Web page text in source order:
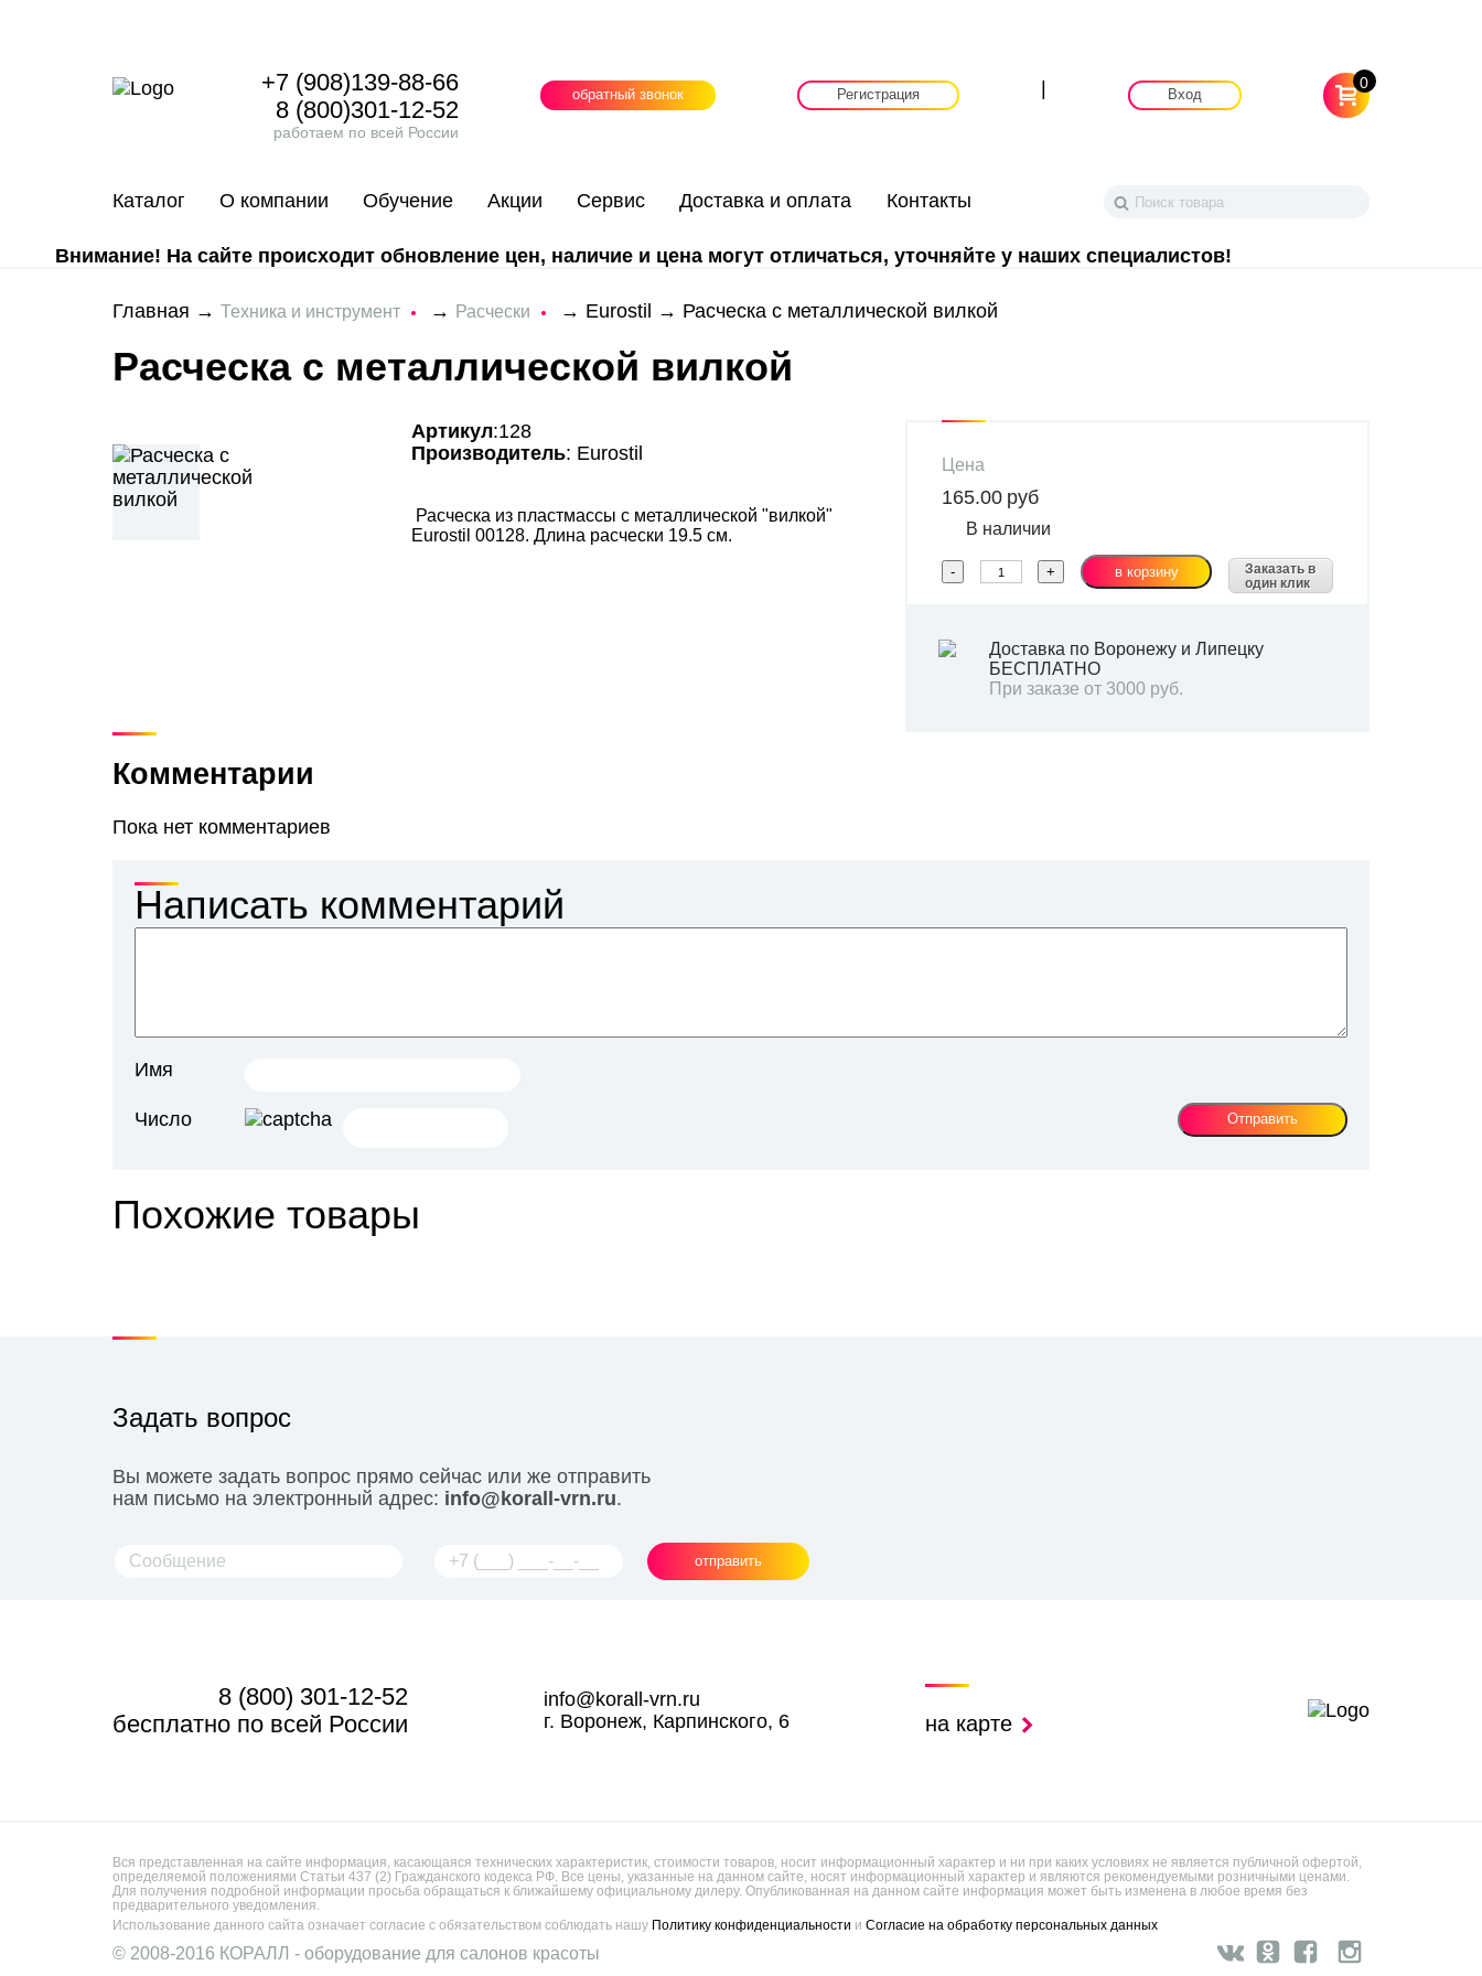
+7 (908)139-88-66
8 (800)301-12-52
работаем по всей России
обратный звонок Регистрация Вход
0
Каталог О компании Обучение Акции Сервис Доставка и оплата Контакты
Внимание! На сайте происходит обновление цен, наличие и цена могут отличаться, уточняйте у наших специалистов!
Главная → Техника и инструмент → Расчески → Eurostil → Расческа с металлической вилкой
Расческа с металлической вилкой
Артикул:128
Производитель: Eurostil
Расческа из пластмассы с металлической "вилкой"
Eurostil 00128. Длина расчески 19.5 см.
Цена
165.00 руб
В наличии
Заказать в
один клик
Доставка по Воронежу и Липецку
БЕСПЛАТНО
При заказе от 3000 руб.
Комментарии
Пока нет комментариев
Написать комментарий
Имя
Число
Похожие товары
Задать вопрос
Вы можете задать вопрос прямо сейчас или же отправить
нам письмо на электронный адрес: info@korall-vrn.ru.
отправить
8 (800) 301-12-52
бесплатно по всей России
info@korall-vrn.ru
г. Воронеж, Карпинского, 6
на карте
Вся представленная на сайте информация, касающаяся технических характеристик, стоимости товаров, носит информационный характер и ни при каких условиях не является публичной офертой,
определяемой положениями Статьи 437 (2) Гражданского кодекса РФ. Все цены, указанные на данном сайте, носят информационный характер и являются рекомендуемыми розничными ценами.
Для получения подробной информации просьба обращаться к ближайшему официальному дилеру. Опубликованная на данном сайте информация может быть изменена в любое время без
предварительного уведомления.
Использование данного сайта означает согласие с обязательством соблюдать нашу Политику конфиденциальности и Согласие на обработку персональных данных
© 2008-2016 КОРАЛЛ - оборудование для салонов красоты